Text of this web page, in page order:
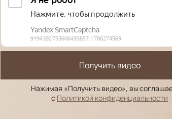
Получить видео
Нажимая «Получить видео», вы
с Политикой конфиденциальности